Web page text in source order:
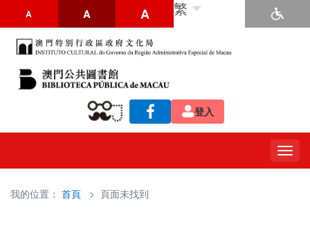
A A A 繁
登入
我的位置： 首頁 > 頁面未找到